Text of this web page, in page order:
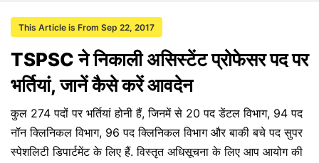
This Article is From Sep 22, 2017
TSPSC ने निकाली असिस्टेंट प्रोफेसर पद पर
भर्तियां, जानें कैसे करें आवदेन
कुल 274 पदों पर भर्तियां होनी हैं, जिनमें से 20 पद डेंटल विभाग, 94 पद
नॉन क्लिनिकल विभाग, 96 पद क्लिनिकल विभाग और बाकी बचे पद सुपर
स्पेशलिटी डिपार्टमेंट के लिए हैं. विस्तृत अधिसूचना के लिए आप आयोग की